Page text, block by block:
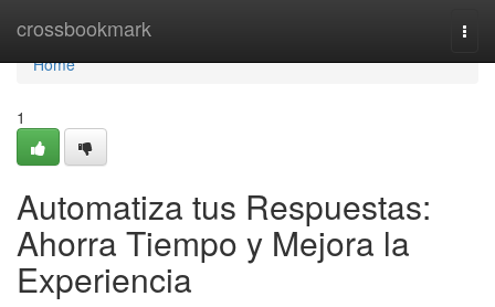
crossbookmark
Home
Home
1
Automatiza tus Respuestas:
Ahorra Tiempo y Mejora la
Experiencia